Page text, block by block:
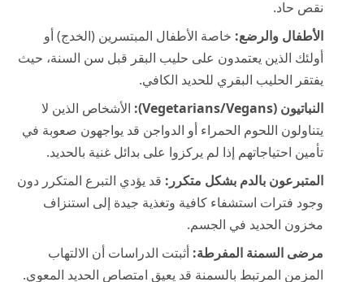
نقص حاد.
الأطفال والرضع: خاصة الأطفال المبتسرين (الخدج) أو
أولئك الذين يعتمدون على حليب البقر قبل سن السنة، حيث
يفتقر الحليب البقري للحديد الكافي.
النباتيون (Vegetarians/Vegans):
الأشخاص الذين لا
يتناولون اللحوم الحمراء أو الدواجن قد يواجهون صعوبة في
تأمين احتياجاتهم إذا لم يركزوا على بدائل غنية بالحديد.
المتبرعون بالدم بشكل متكرر: قد يؤدي التبرع المتكرر دون
وجود فترات استشفاء كافية وتغذية جيدة إلى استنزاف
مخزون الحديد في الجسم.
مرضى السمنة المفرطة: أثبتت الدراسات أن الالتهاب
المزمن المرتبط بالسمنة قد يعيق امتصاص الحديد المعوي.